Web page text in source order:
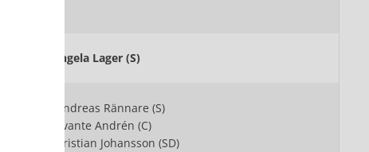
Ingela Lager (S)
Andreas Rännare (S)
Svante Andrén (C)
Kristian Johansson (SD)